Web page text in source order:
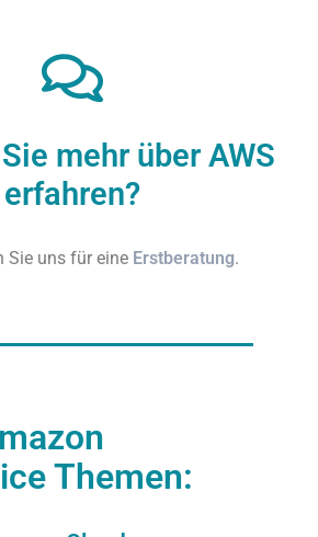
mehr über AWS
erfahren?​
Sie uns für eine Erstberatung.
Themen: